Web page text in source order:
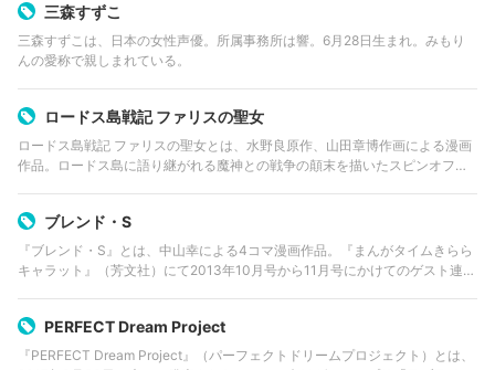
三森すずこ
三森すずこは、日本の女性声優。所属事務所は響。6月28日生まれ。みもり
んの愛称で親しまれている。
ロードス島戦記 ファリスの聖女
ロードス島戦記 ファリスの聖女とは、水野良原作、山田章博作画による漫画
作品。ロードス島に語り継がれる魔神との戦争の顛末を描いたスピンオフ作
ブレンド・S
『ブレンド・S』とは、中山幸による4コマ漫画作品。『まんがタイムきらら
キャラット』（芳文社）にて2013年10月号から11月号にかけてのゲスト連載
PERFECT Dream Project
『PERFECT Dream Project』（パーフェクトドリームプロジェクト）とは、